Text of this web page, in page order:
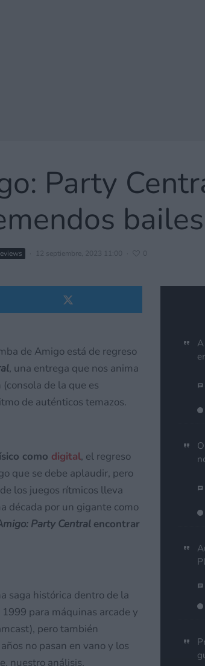
Party
12 septiembre, 2023 11:00 0
de Amigo está de regreso
, una entrega que nos anima
de la que es
de auténticos temazos.
como digital, el regreso
que se debe aplaudir, pero
los juegos rítmicos lleva
década por un gigante como
Party Central encontrar
saga histórica dentro de la
para máquinas arcade y
pero también
no pasan en vano y los
nuestro análisis,